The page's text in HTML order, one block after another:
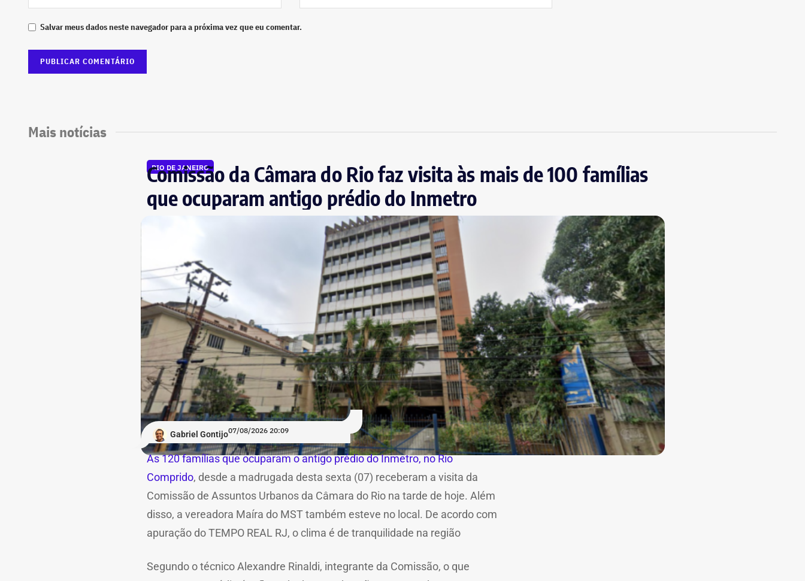
Salvar meus dados neste navegador para a próxima vez que eu comentar.
Mais notícias
RIO DE JANEIRO
Comissão da Câmara do Rio faz visita às mais de 100 famílias
que ocuparam antigo prédio do Inmetro
Gabriel Gontijo07/08/2026 20:09
As 120 famílias que ocuparam o antigo prédio do Inmetro, no Rio
Comprido, desde a madrugada desta sexta (07) receberam a visita da
Comissão de Assuntos Urbanos da Câmara do Rio na tarde de hoje. Além
disso, a vereadora Maíra do MST também esteve no local. De acordo com
apuração do TEMPO REAL RJ, o clima é de tranquilidade na região
Segundo o técnico Alexandre Rinaldi, integrante da Comissão, o que